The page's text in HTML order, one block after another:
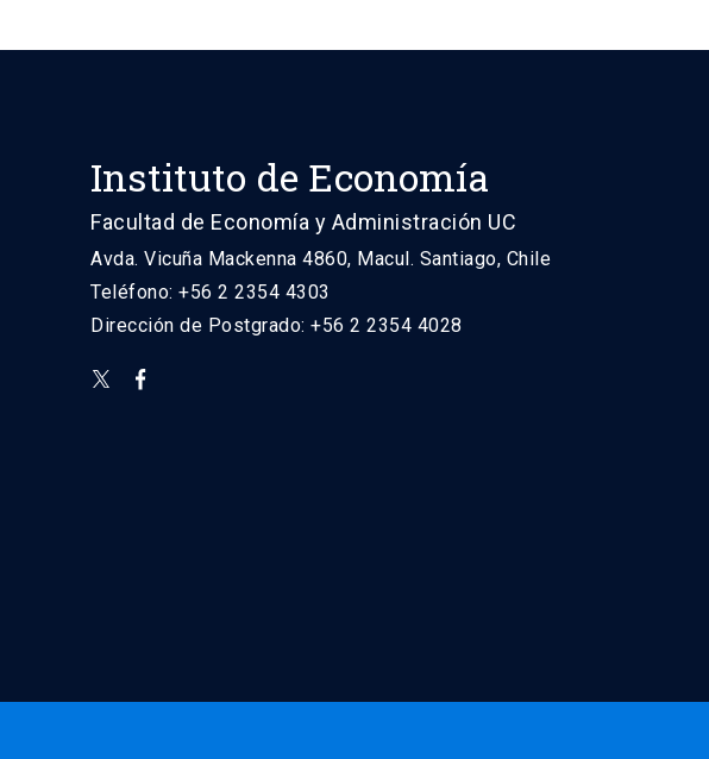
Instituto de Economía
Facultad de Economía y Administración UC
Avda. Vicuña Mackenna 4860, Macul. Santiago, Chile
Teléfono: +56 2 2354 4303
Dirección de Postgrado: +56 2 2354 4028